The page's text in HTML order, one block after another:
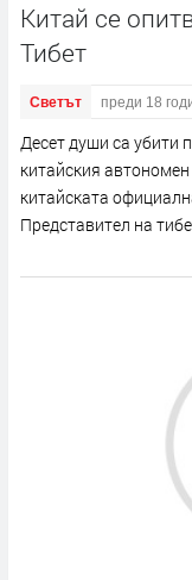
Китай се
Тибет
Светът преди 18
Десет души са убити
китайския
китайската
Представител на